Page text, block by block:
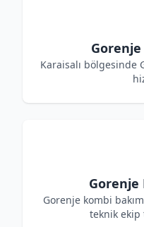
Karaisalı bölgesinde
Gorenje
Gorenje kombi
teknik ekip